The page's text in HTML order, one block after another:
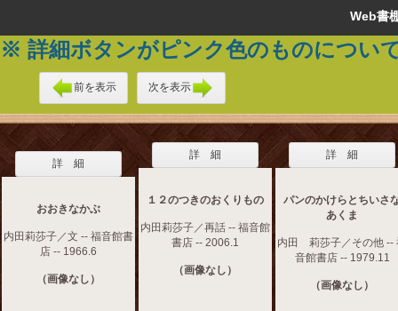
Web
※ 詳細ボタンがピンク色のものについ
前を表示 次を表示
詳 細
おおきなかぶ
内田莉莎子／文 -- 福音館書
店 -- 1966.6
（画像なし）
詳 細
１２のつきのおくりもの
内田莉莎子／再話 -- 福音館
書店 -- 2006.1
（画像なし）
詳 細
パンのかけらとちいさ
あくま
内田 莉莎子／その他 --
音館書店 -- 1979.11
（画像なし）